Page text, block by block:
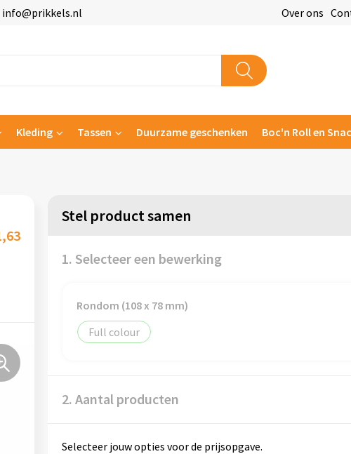
info@prikkels.nl Over ons
Kleding Tassen Duurzame geschenken Boc'n Roll en
Stel product samen
1. Selecteer een bewerking
Rondom (108 x 78 mm)
Full colour
2. Aantal producten
Selecteer jouw opties voor de prijsopgave.